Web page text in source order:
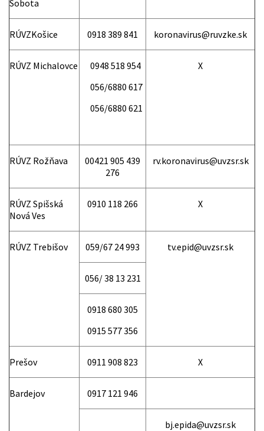
Sobota
RÚVZKošice 0918 389 841 koronavirus@ruvzke.sk
RÚVZ Michalovce
0948 518 954
056/6880 617
056/6880 621
X
RÚVZ Rožňava
00421 905 439
276
rv.koronavirus@uvzsr.sk
RÚVZ Spišská
Nová Ves
0910 118 266 X
RÚVZ Trebišov 059/67 24 993 tv.epid@uvzsr.sk
056/ 38 13 231
0918 680 305
0915 577 356
Prešov 0911 908 823 X
Bardejov 0917 121 946
bj.epida@uvzsr.sk